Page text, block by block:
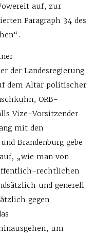
auf, zur
Paragraph 34 des
der Landesregierung
dem Altar politischer
ORB-
Vize-Vorsitzender
mit den
Brandenburg gebe
„wie man von
rechtlichen
und generell
gegen
um